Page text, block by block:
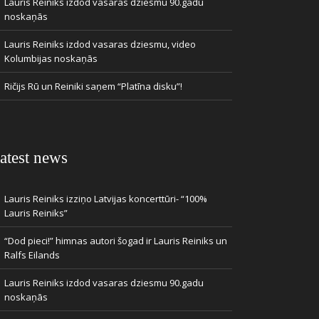
noskaņās
Lauris Reiniks izdod vasaras dziesmu, video
Kolumbijas noskaņās
Ričijs Rū un Reiniki saņem “Platīna disku”!
news
Lauris Reiniks izziņo Latvijas koncerttūri- “100%
Lauris Reiniks”
“Dod pieci!” himnas autori šogad ir Lauris Reiniks un
Ralfs Eilands
Lauris Reiniks izdod vasaras dziesmu 90.gadu
noskaņās